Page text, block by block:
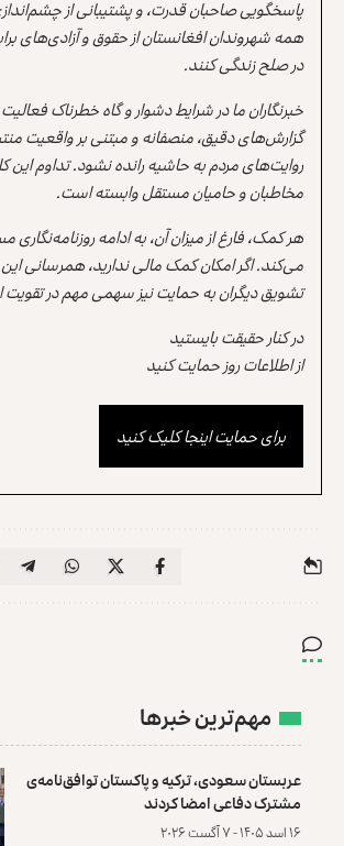
پاسخگویی صاحبان قدرت، و پشتیبانی از
همه شهروندان افغانستان از حقوق و آزادی‌های
در صلح زندگی کنند.
خبرنگاران ما در شرایط دشوار و گاه خطرناک
گزارش‌های دقیق، منصفانه و مبتنی بر واقعیت
روایت‌های مردم به حاشیه رانده نشود. تداوم این
مخاطبان و حامیان مستقل وابسته است.
هر کمک، فارغ از میزان آن، به ادامه
می‌کند. اگر امکان کمک مالی ندارید، همرسانی
تشویق دیگران به حمایت نیز سهمی مهم در تقویت
در کنار حقیقت بایستید
از اطلاعات روز حمایت کنید
برای حمایت اینجا کلیک کنید
مهم‌ترین خبرها
عربستان سعودی، ترکیه و پاکستان توافق‌نامه‌ی
مشترک دفاعی امضا کردند
۱۶ اسد ۱۴۰۵ - ۷ آگست ۲۰۲۶